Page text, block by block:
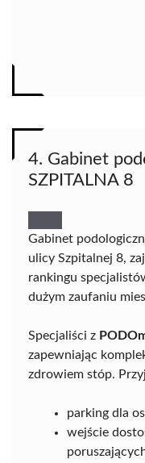
4. Gabinet
SZPITALNA 8
Gabinet
ulicy Szpitalnej 8,
rankingu
dużym zaufaniu
Specjaliści z
zapewniając
zdrowiem stóp.
parking dla
wejście